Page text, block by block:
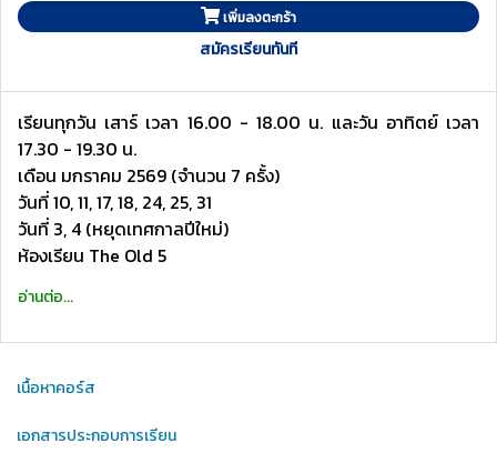
เพิ่มลงตะกร้า
สมัครเรียนทันที
เรียนทุกวัน เสาร์ เวลา 16.00 - 18.00 น. และวัน อาทิตย์ เวลา
17.30 - 19.30 น.
เดือน มกราคม 2569 (จำนวน 7 ครั้ง)
วันที่ 10, 11, 17, 18, 24, 25, 31
วันที่ 3, 4 (หยุดเทศกาลปีใหม่)
ห้องเรียน The Old 5
อ่านต่อ...
เนื้อหาคอร์ส
เอกสารประกอบการเรียน